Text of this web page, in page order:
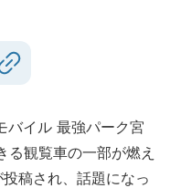
バイル 最強パーク宮
観覧車の一部が燃え
稿され、話題になっ